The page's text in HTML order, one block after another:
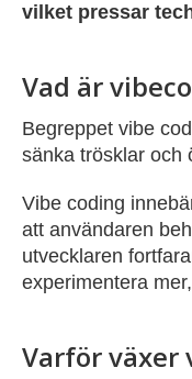
vilket pressar
Vad är
Begreppet vibe
sänka trösklar och
Vibe coding
att användaren
utvecklaren
experimentera
Varför växer